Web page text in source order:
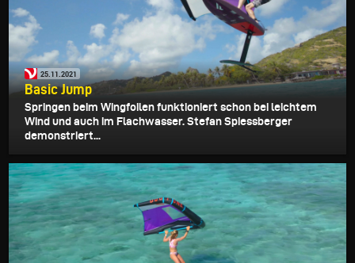
25.11.2021
Basic Jump
Springen beim Wingfoilen funktioniert schon bei leichtem
Wind und auch im Flachwasser. Stefan Spiessberger
demonstriert...